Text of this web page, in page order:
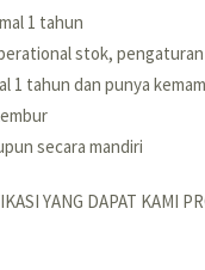
1 tahun
stok,
1 tahun dan punya
secara mandiri
YANG DAPAT KAMI